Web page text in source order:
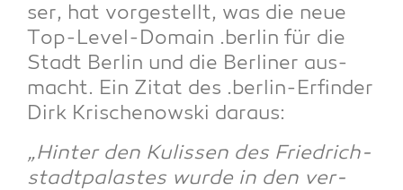
ser, hat vor­ge­stellt, was die neue
Top-Level-Domain .ber­lin für die
Stadt Ber­lin und die Ber­li­ner aus­
macht. Ein Zitat des .ber­lin-Erfin­der
Dirk Kri­schenow­ski daraus:
„Hin­ter den Kulis­sen des Fried­rich­
stadt­pa­las­tes wur­de in den ver­